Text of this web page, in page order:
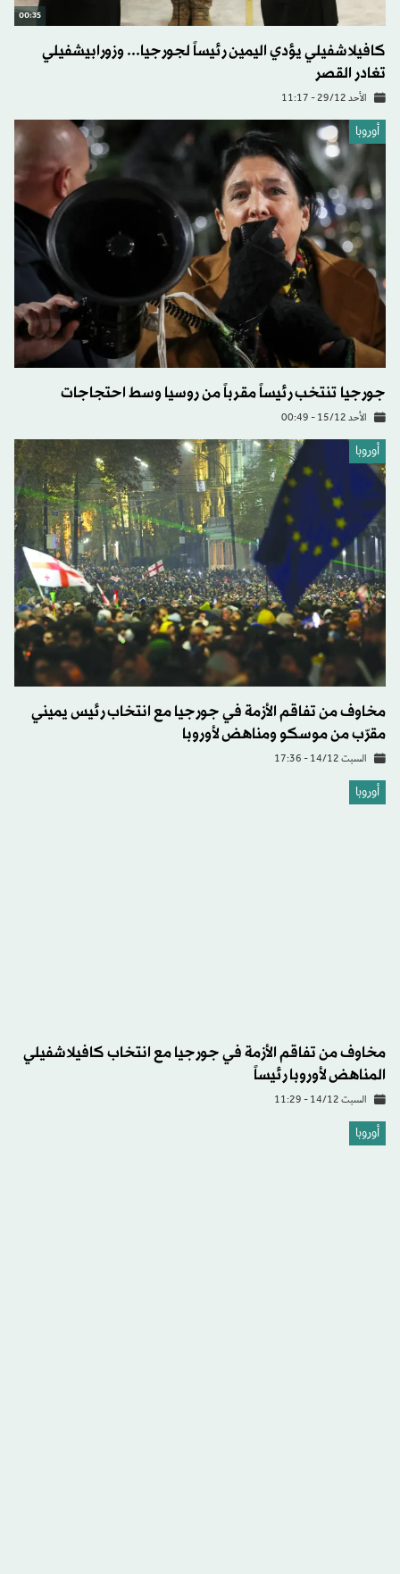
00:35
كافيلاشفيلي يؤدي اليمين رئيساً لجورجيا... وزورابيشفيلي
تغادر القصر
الأحد 29/12 - 11:17
أوروبا
جورجيا تنتخب رئيساً مقرباً من روسيا وسط احتجاجات
الأحد 15/12 - 00:49
أوروبا
مخاوف من تفاقم الأزمة في جورجيا مع انتخاب رئيس يميني
مقرّب من موسكو ومناهض لأوروبا
السبت 14/12 - 17:36
أوروبا
مخاوف من تفاقم الأزمة في جورجيا مع انتخاب كافيلاشفيلي
المناهض لأوروبا رئيساً
السبت 14/12 - 11:29
أوروبا